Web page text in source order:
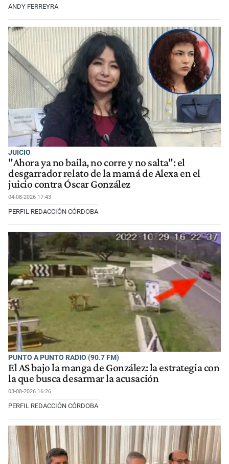
ANDY FERREYRA
JUICIO
"Ahora ya no baila, no corre y no salta": el
desgarrador relato de la mamá de Alexa en el
juicio contra Óscar González
04-08-2026 17:43
PERFIL REDACCIÓN CÓRDOBA
PUNTO A PUNTO RADIO (90.7 FM)
El AS bajo la manga de González: la estrategia con
la que busca desarmar la acusación
03-08-2026 16:26
PERFIL REDACCIÓN CÓRDOBA